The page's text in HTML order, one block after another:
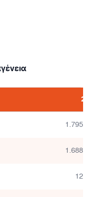
2021
1.795.669
1.688.968
12.653